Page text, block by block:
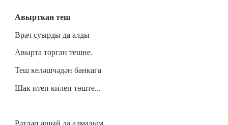
Авырткан теш
Врач суырды да алды
Авырта торган тешне.
Теш келәшчәдән банкага
Шак итеп килеп төште...
Рәтләп ашый да алмадым